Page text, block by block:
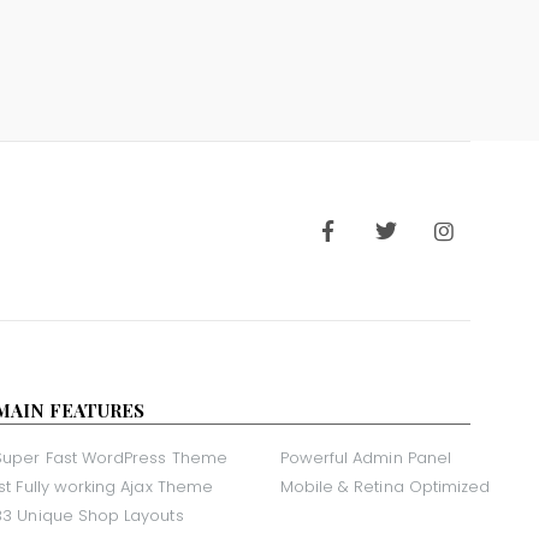
FEATURES
Fast WordPress Theme
Fully working Ajax Theme
Unique Shop Layouts
Powerful Admin Panel
Mobile & Retina Optimized